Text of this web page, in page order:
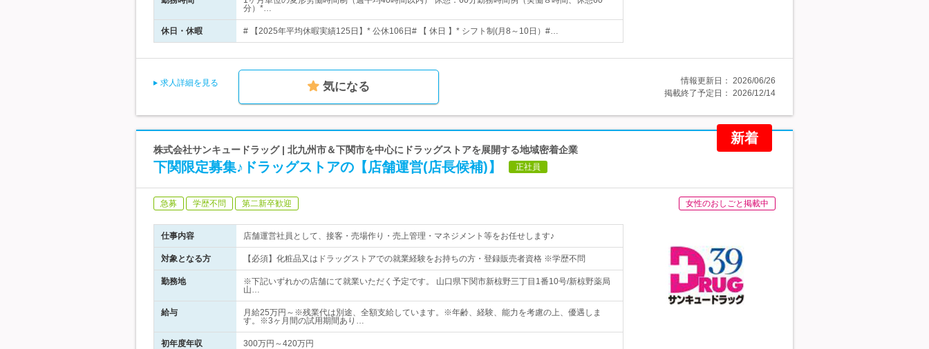
分）*…
休日・休暇 # 【2025年平均休暇実績125日】* 公休106日# 【 休日 】* シフト制(月8～10日）#…
求人詳細を見る 気になる 情報更新日： 2026/06/26
掲載終了予定日： 2026/12/14
新着
株式会社サンキュードラッグ | 北九州市＆下関市を中心にドラッグストアを展開する地域密着企業
下関限定募集♪ドラッグストアの【店舗運営(店長候補)】 正社員
急募 学歴不問 第二新卒歓迎 女性のおしごと掲載中
仕事内容 店舗運営社員として、接客・売場作り・売上管理・マネジメント等をお任せします♪
対象となる方 【必須】化粧品又はドラッグストアでの就業経験をお持ちの方・登録販売者資格 ※学歴不問
勤務地
※下記いずれかの店舗にて就業いただく予定です。 山口県下関市新椋野三丁目1番10号/新椋野薬局
山…
給与
月給25万円～※残業代は別途、全額支給しています。※年齢、経験、能力を考慮の上、優遇しま
す。※3ヶ月間の試用期間あり…
初年度年収 300万円～420万円